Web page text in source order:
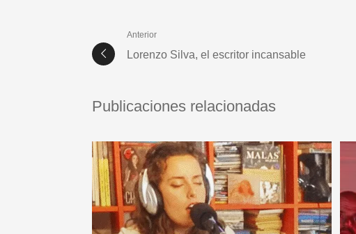
Anterior
Lorenzo Silva, el escritor incansable
Publicaciones relacionadas